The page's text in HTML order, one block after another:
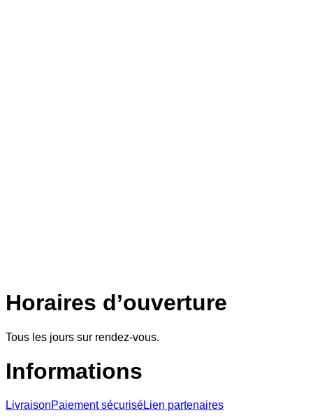
Horaires d’ouverture
Tous les jours sur rendez-vous.
Informations
LivraisonPaiement sécuriséLien partenaires